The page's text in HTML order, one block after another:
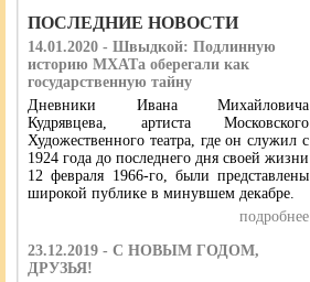
ПОСЛЕДНИЕ НОВОСТИ
14.01.2020 - Швыдкой: Подлинную
историю МХАТа оберегали как
государственную тайну
Дневники Ивана Михайловича
Кудрявцева, артиста Московского
Художественного театра, где он служил с
1924 года до последнего дня своей жизни
12 февраля 1966-го, были представлены
широкой публике в минувшем декабре.
подробнее
23.12.2019 - С НОВЫМ ГОДОМ,
ДРУЗЬЯ!